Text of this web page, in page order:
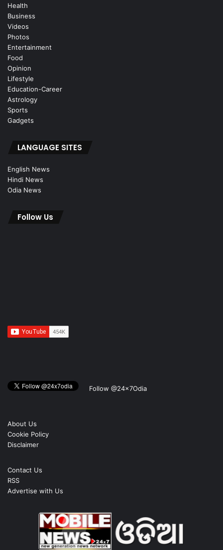
Health
Business
Videos
Photos
Entertainment
Food
Opinion
Lifestyle
Education-Career
Astrology
Sports
Gadgets
LANGUAGE SITES
English News
Hindi News
Odia News
Follow Us
Follow @24x7Odia
About Us
Cookie Policy
Disclaimer
Contact Us
RSS
Advertise with Us